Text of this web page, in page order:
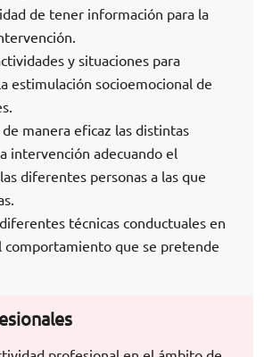
de tener información para la
y situaciones para
estimulación socioemocional de
manera eficaz las distintas
intervención adecuando el
diferentes personas a las que
técnicas conductuales en
comportamiento que se pretende